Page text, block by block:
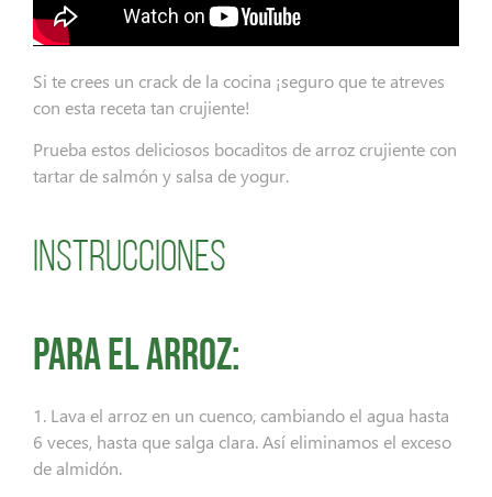
Si te crees un crack de la cocina ¡seguro que te atreves
con esta receta tan crujiente!
Prueba estos deliciosos bocaditos de arroz crujiente con
tartar de salmón y salsa de yogur.
Instrucciones
Para el arroz:
1. Lava el arroz en un cuenco, cambiando el agua hasta
6 veces, hasta que salga clara. Así eliminamos el exceso
de almidón.